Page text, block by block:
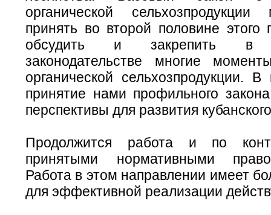
органической
принять во второй половине этого
обсудить и закрепить в
законодательстве многие
органической сельхозпродукции. В
принятие нами профильного
перспективы для развития
Продолжится работа и по
принятыми нормативными
Работа в этом направлении имеет
для эффективной реализации